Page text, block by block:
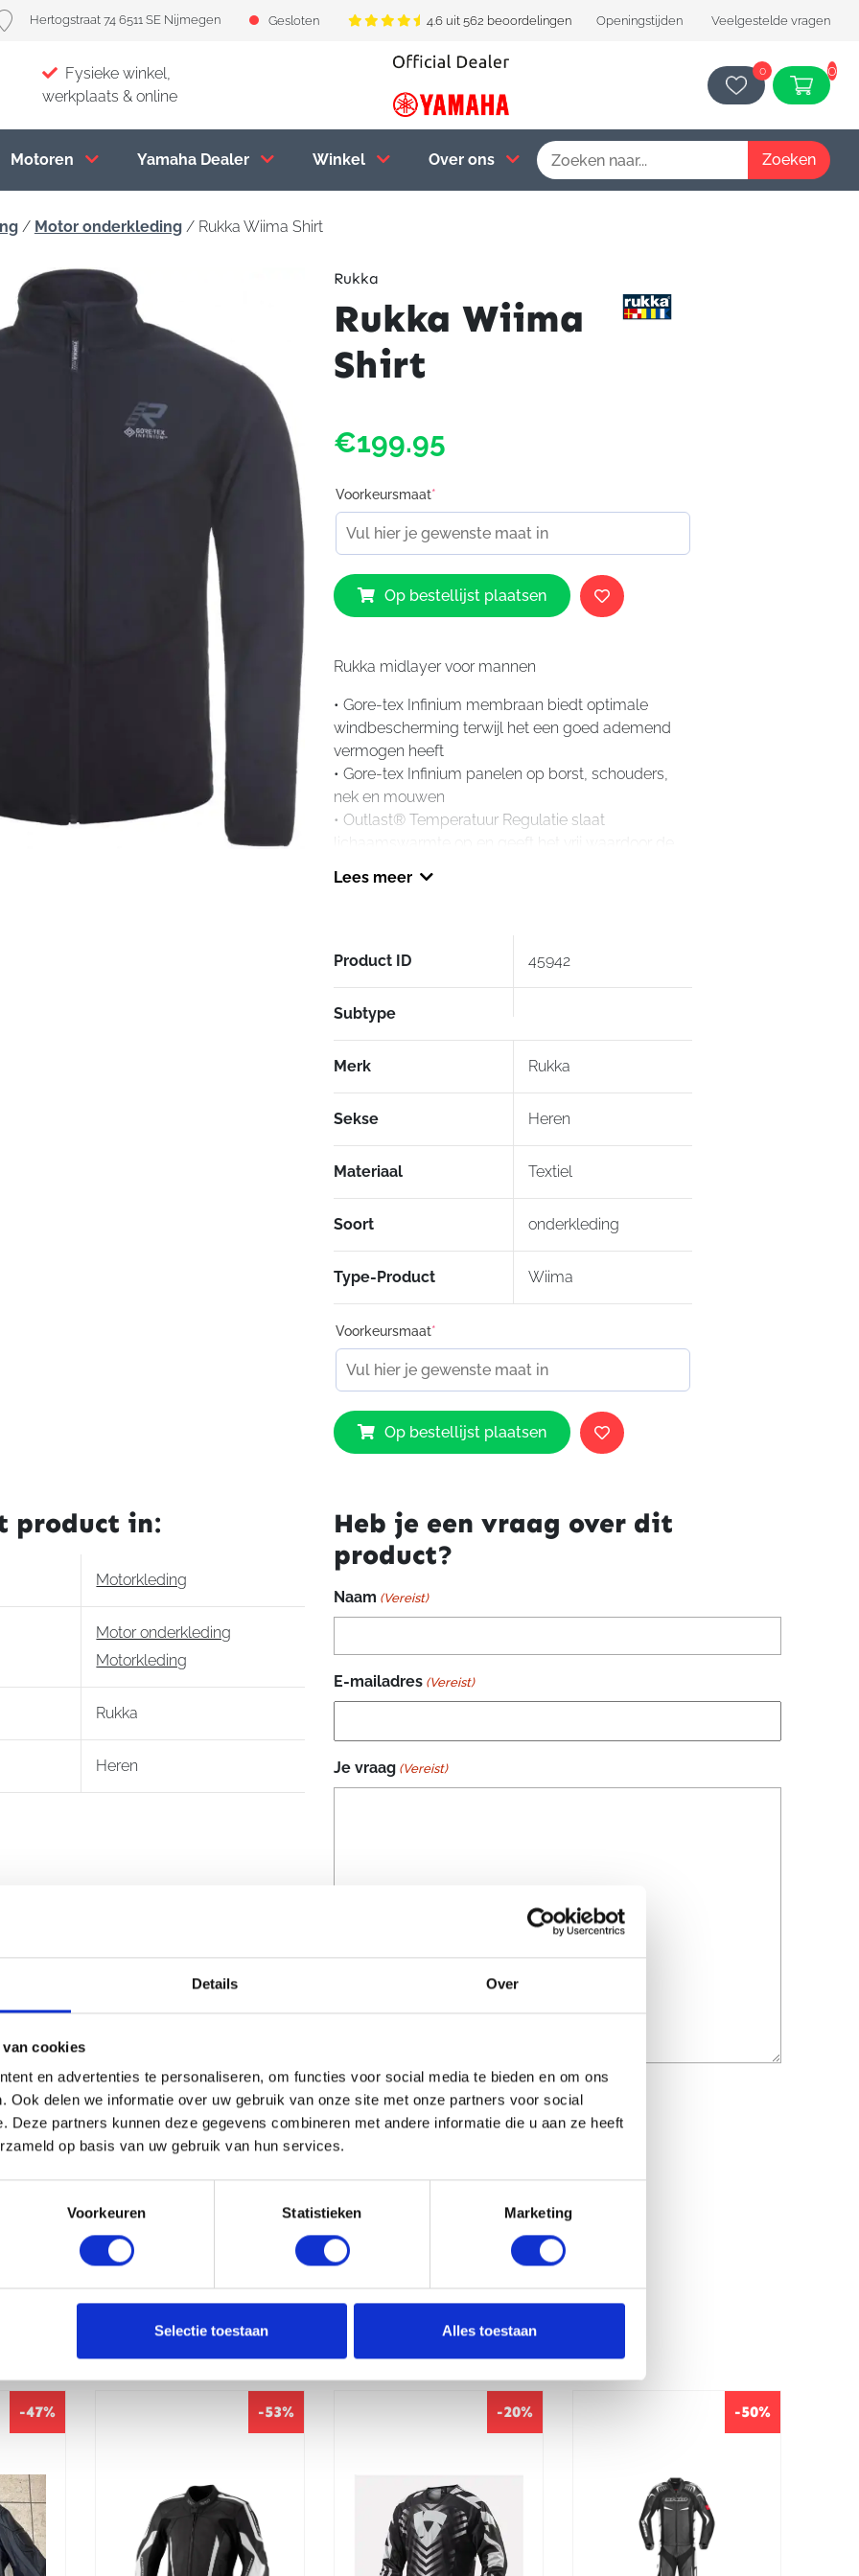
Details Over
cookies
en advertenties te personaliseren, om functies voor social media te bieden en om ons
Ook delen we informatie over uw gebruik van onze site met onze partners voor social
Deze partners kunnen deze gegevens combineren met andere informatie die u aan ze heeft
op basis van uw gebruik van hun services.
Voorkeuren Statistieken Marketing
Selectie toestaan Alles toestaan
Hertogstraat 74 6511 SE Nijmegen Gesloten 4.6 uit 562 beoordelingen Openingstijden Veelgestelde vragen
Fysieke winkel,
werkplaats & online
0 0
Motoren Yamaha Dealer Winkel Over ons
/ Motor onderkleding/ Rukka Wiima Shirt
Rukka
Rukka Wiima
Shirt
€199.95
Voorkeursmaat*
Rukka
Wiima
Shirt
Op bestellijst plaatsen
Rukka midlayer voor mannen
• Gore-tex Infinium membraan biedt optimale
windbescherming terwijl het een goed ademend
vermogen heeft
• Gore-tex Infinium panelen op borst, schouders,
nek en mouwen
• Outlast® Temperatuur Regulatie slaat
Lees meer
Product ID 45942
Subtype
Merk Rukka
Sekse Heren
Materiaal Textiel
Soort onderkleding
Type-Product Wiima
Voorkeursmaat*
Rukka
Wiima
Shirt
Op bestellijst plaatsen
product in:
Motorkleding
Motor onderkleding
Motorkleding
Rukka
Heren
Heb je een vraag over dit
product?
Naam (Vereist)
E-mailadres (Vereist)
Je vraag (Vereist)
CAPTCHA
producten
-47% -53% -20% -50%